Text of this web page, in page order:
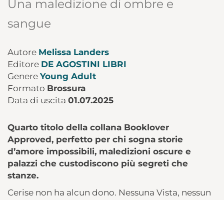
Una maledizione di ombre e
sangue
Autore Melissa Landers
Editore DE AGOSTINI LIBRI
Genere Young Adult
Formato Brossura
Data di uscita 01.07.2025
Quarto titolo della collana Booklover
Approved, perfetto per chi sogna storie
d’amore impossibili, maledizioni oscure e
palazzi che custodiscono più segreti che
stanze.
Cerise non ha alcun dono. Nessuna Vista, nessun